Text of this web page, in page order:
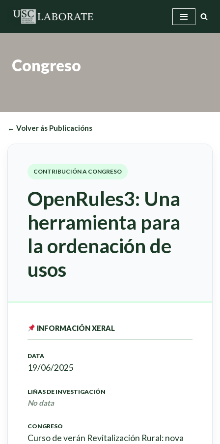
Saltar
Congreso
← Volver ás Publicacións
CONTRIBUCIÓN A CONGRESO
OpenRules3: Una
herramienta para
la ordenación de
usos
INFORMACIÓN XERAL
DATA
19/06/2025
LIÑAS DE INVESTIGACIÓN
No data
CONGRESO
Curso de verán Revitalización Rural: nova